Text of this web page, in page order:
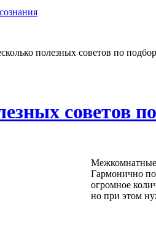
полезных советов по
советов
Межкомнатные
Гармонично
огромное
но при этом